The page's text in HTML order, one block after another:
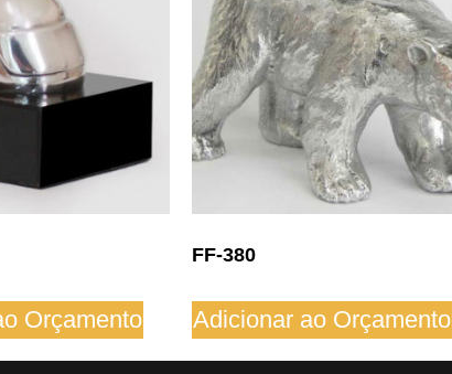
Orçamento
FF-380
Adicionar ao Orçamento